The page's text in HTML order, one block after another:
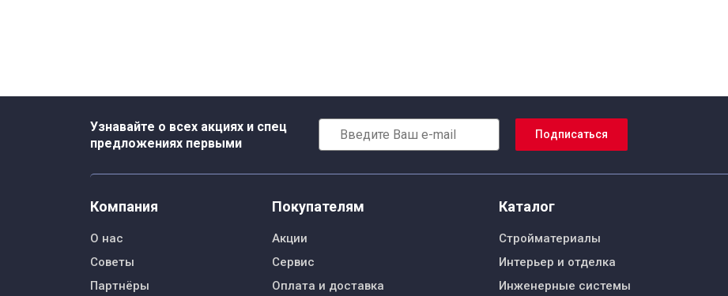
Узнавайте о всех акциях и спец
предложениях первыми
Подписаться
Компания
О нас
Советы
Партнёры
Покупателям
Акции
Сервис
Оплата и доставка
Каталог
Стройматериалы
Интерьер и отделка
Инженерные системы